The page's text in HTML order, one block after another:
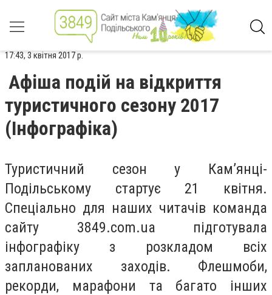
17:43, 3 квітня 2017 р.
Афіша подій на відкриття
туристичного сезону 2017
(Інфографіка)
Туристичний сезон у Кам’янці-
Подільському стартує 21 квітня.
Спеціально для наших читачів команда
сайту 3849.com.ua підготувала
інфографіку з розкладом всіх
запланованих заходів. Флешмоби,
рекорди, марафони та багато інших